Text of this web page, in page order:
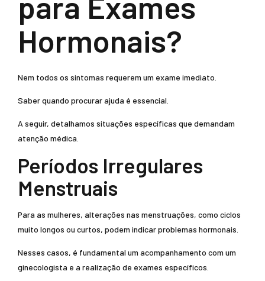
Hormonais?
Nem todos os sintomas requerem um exame imediato.
Saber quando procurar ajuda é essencial.
A seguir, detalhamos situações específicas que demandam
atenção médica.
Períodos Irregulares
Menstruais
Para as mulheres, alterações nas menstruações, como ciclos
muito longos ou curtos, podem indicar problemas hormonais.
Nesses casos, é fundamental um acompanhamento com um
ginecologista e a realização de exames específicos.